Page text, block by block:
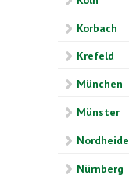
Korbach
Krefeld
München
Münster
Nordheide
Nürnberg